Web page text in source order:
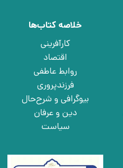
خلاصه کتاب‌ها
کارآفرینی
اقتصاد
روابط عاطفی
فرزندپروری
بیوگرافی و شرح‌حال
دین و عرفان
سیاست